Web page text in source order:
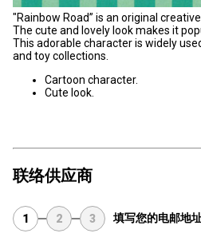
"Rainbow Road” is an original
The cute and lovely look makes it
This adorable character is widely
and toy collections.
Cartoon character.
Cute look.
联络供应商
1 2 3 填写您的电邮地